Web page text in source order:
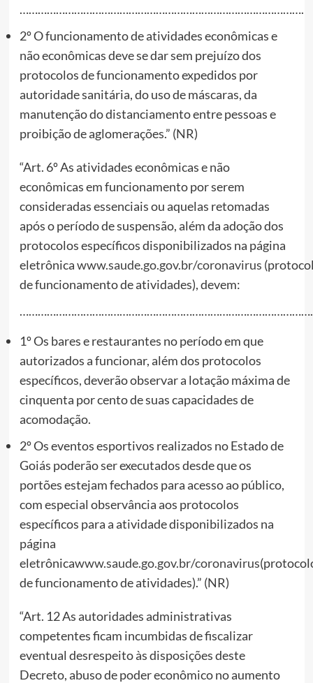
………………………………………………………………………………….
2º O funcionamento de atividades econômicas e
não econômicas deve se dar sem prejuízo dos
protocolos de funcionamento expedidos por
autoridade sanitária, do uso de máscaras, da
manutenção do distanciamento entre pessoas e
proibição de aglomerações.” (NR)
“Art. 6º As atividades econômicas e não
econômicas em funcionamento por serem
consideradas essenciais ou aquelas retomadas
após o período de suspensão, além da adoção dos
protocolos específicos disponibilizados na página
eletrônicawww.saude.go.gov.br/coronavirus
de funcionamento de atividades), devem:
1º Os bares e restaurantes no período em que
autorizados a funcionar, além dos protocolos
específicos, deverão observar a lotação máxima de
cinquenta por cento de suas capacidades de
acomodação.
2º Os eventos esportivos realizados no Estado de
Goiás poderão ser executados desde que os
portões estejam fechados para acesso ao público,
com especial observância aos protocolos
específicos para a atividade disponibilizados na
página
eletrônicawww.saude.go.gov.br/coronavirus
de funcionamento de atividades).” (NR)
“Art. 12 As autoridades administrativas
competentes ficam incumbidas de fiscalizar
eventual desrespeito às disposições deste
Decreto, abuso de poder econômico no aumento